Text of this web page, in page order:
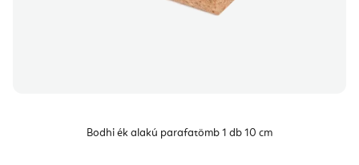
Bodhi ék alakú parafatömb 1 db 10 cm